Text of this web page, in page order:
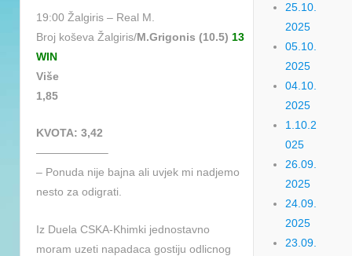
19:00 Žalgiris – Real M.
Broj koševa Žalgiris/M.Grigonis (10.5) 13
WIN
Više
1,85
KVOTA: 3,42
——————–
– Ponuda nije bajna ali uvjek mi nadjemo
nesto za odigrati.
Iz Duela CSKA-Khimki jednostavno
moram uzeti napadaca gostiju odlicnog
25.10.
2025
05.10.
2025
04.10.
2025
1.10.2
025
26.09.
2025
24.09.
2025
23.09.